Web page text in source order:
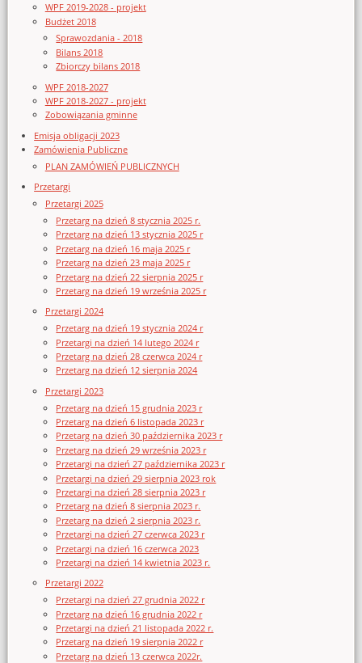
WPF 2019-2028 - projekt
Budżet 2018
Sprawozdania - 2018
Bilans 2018
Zbiorczy bilans 2018
WPF 2018-2027
WPF 2018-2027 - projekt
Zobowiązania gminne
Emisja obligacji 2023
Zamówienia Publiczne
PLAN ZAMÓWIEŃ PUBLICZNYCH
Przetargi
Przetargi 2025
Przetarg na dzień 8 stycznia 2025 r.
Przetarg na dzień 13 stycznia 2025 r
Przetarg na dzień 16 maja 2025 r
Przetarg na dzień 23 maja 2025 r
Przetarg na dzień 22 sierpnia 2025 r
Przetarg na dzień 19 września 2025 r
Przetargi 2024
Przetarg na dzień 19 stycznia 2024 r
Przetargi na dzień 14 lutego 2024 r
Przetarg na dzień 28 czerwca 2024 r
Przetarg na dzień 12 sierpnia 2024
Przetargi 2023
Przetarg na dzień 15 grudnia 2023 r
Przetarg na dzień 6 listopada 2023 r
Przetarg na dzień 30 października 2023 r
Przetarg na dzień 29 września 2023 r
Przetargi na dzień 27 października 2023 r
Przetargi na dzień 29 sierpnia 2023 rok
Przetargi na dzień 28 sierpnia 2023 r
Przetarg na dzień 8 sierpnia 2023 r.
Przetarg na dzień 2 sierpnia 2023 r.
Przetargi na dzień 27 czerwca 2023 r
Przetargi na dzień 16 czerwca 2023
Przetargi na dzień 14 kwietnia 2023 r.
Przetargi 2022
Przetargi na dzień 27 grudnia 2022 r
Przetarg na dzień 16 grudnia 2022 r
Przetargi na dzień 21 listopada 2022 r.
Przetarg na dzień 19 sierpnia 2022 r
Przetarg na dzień 13 czerwca 2022r.